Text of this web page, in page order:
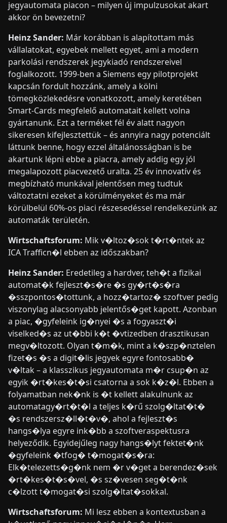
jegyautomata piacon – milyen új impulzusokat akart
akkor ön bevezetni?
Heinz Sander: Már korábban is alapítottam más
vállalatokat, egyebek mellett egyet, ami a modern
parkolási rendszerek jegykiadó rendszereivel
foglalkozott. 1999-ben a Siemens egy pilotprojekt
kapcsán fordult hozzánk, amely a kölni
tömegközlekedésre vonatkozott, amely keretében
Smart-Cards megfelelő automatait kellett volna
gyártanunk. Ezt a terméket fél év alatt nagyon
sikeresen kifejlesztettük – és annyira nagy potenciált
láttunk benne, hogy ezzel általánosságban is be
akartunk lépni ebbe a piacra, amely addig egy jól
megalapozott piacvezető uralta. 25 év innovatív és
megbízható munkával jelentősen meg tudtuk
változtatni ezeket a körülményeket és ma már
körülbelül 60%-os piaci részesedéssel rendelkezünk az
automaták területén.
Wirtschaftsforum: Mik v�ltoz�sok t�rt�ntek az
ICA Trafficn�l ebben az időszakban?
Heinz Sander: Eredetileg a hardver, teh�t a fizikai
automat�k fejleszt�s�re �s gy�rt�s�ra
�sszpontos�tottunk, a hozz�tartoz� szoftver pedig
viszonylag alacsonyabb jelentős�get kapott. Azonban
a piac, �gyfeleink ig�nyei �s a fogyaszt�i
viselked�s az ut�bbi k�t �vtizedben drasztikusan
megv�ltozott. Olyan t�m�k, mint a k�szp�nztelen
fizet�s �s a digit�lis jegyek egyre fontosabb�
v�ltak – a klasszikus jegyautomata m�r csup�n az
egyik �rt�kes�t�si csatorna a sok k�z�l. Ebben a
folyamatban nek�nk is �t kellett alakulnunk az
automatagy�rt�t�l a teljes k�rű szolg�ltat�t�
�s rendszersz�ll�t�v�, ahol a fejleszt�s
hangs�lya egyre ink�bb a szoftveraspektusra
helyeződik. Egyidejűleg nagy hangs�lyt fektet�nk
�gyfeleink �tfog� t�mogat�s�ra:
Elk�telezetts�g�nk nem �r v�get a berendez�sek
�rt�kes�t�s�vel, �s sz�vesen seg�t�nk
c�lzott t�mogat�si szolg�ltat�sokkal.
Wirtschaftsforum: Mi lesz ebben a kontextusban a